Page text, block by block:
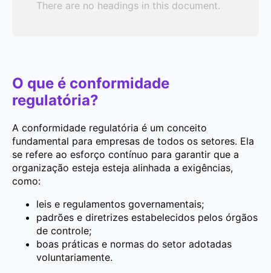
There are no headings in this document.
O que é conformidade
regulatória?
A conformidade regulatória é um conceito
fundamental para empresas de todos os setores. Ela
se refere ao esforço contínuo para garantir que a
organização esteja esteja alinhada a exigências,
como:
leis e regulamentos governamentais;
padrões e diretrizes estabelecidos pelos órgãos
de controle;
boas práticas e normas do setor adotadas
voluntariamente.